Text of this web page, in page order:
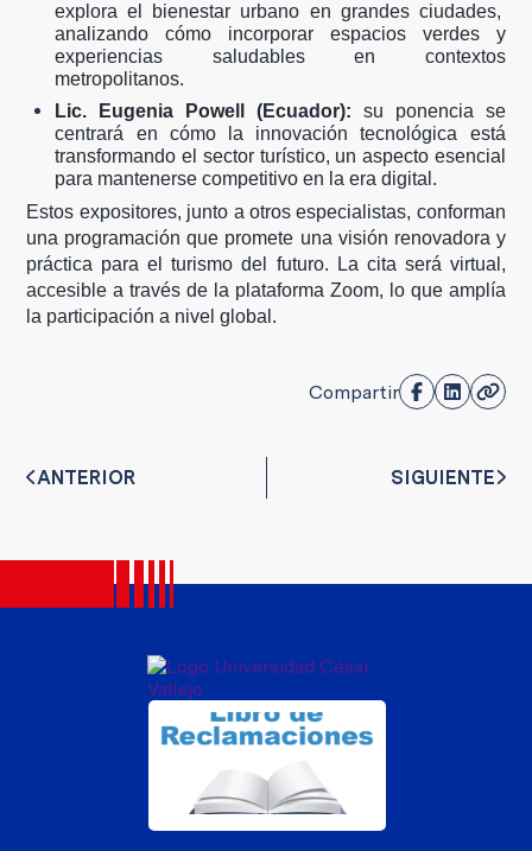
explora el bienestar urbano en grandes ciudades,
analizando cómo incorporar espacios verdes y
experiencias saludables en contextos
metropolitanos.
Lic. Eugenia Powell (Ecuador): su ponencia se
centrará en cómo la innovación tecnológica está
transformando el sector turístico, un aspecto esencial
para mantenerse competitivo en la era digital.
Estos expositores, junto a otros especialistas, conforman
una programación que promete una visión renovadora y
práctica para el turismo del futuro. La cita será virtual,
accesible a través de la plataforma Zoom, lo que amplía
la participación a nivel global.
Compartir
ANTERIOR SIGUIENTE